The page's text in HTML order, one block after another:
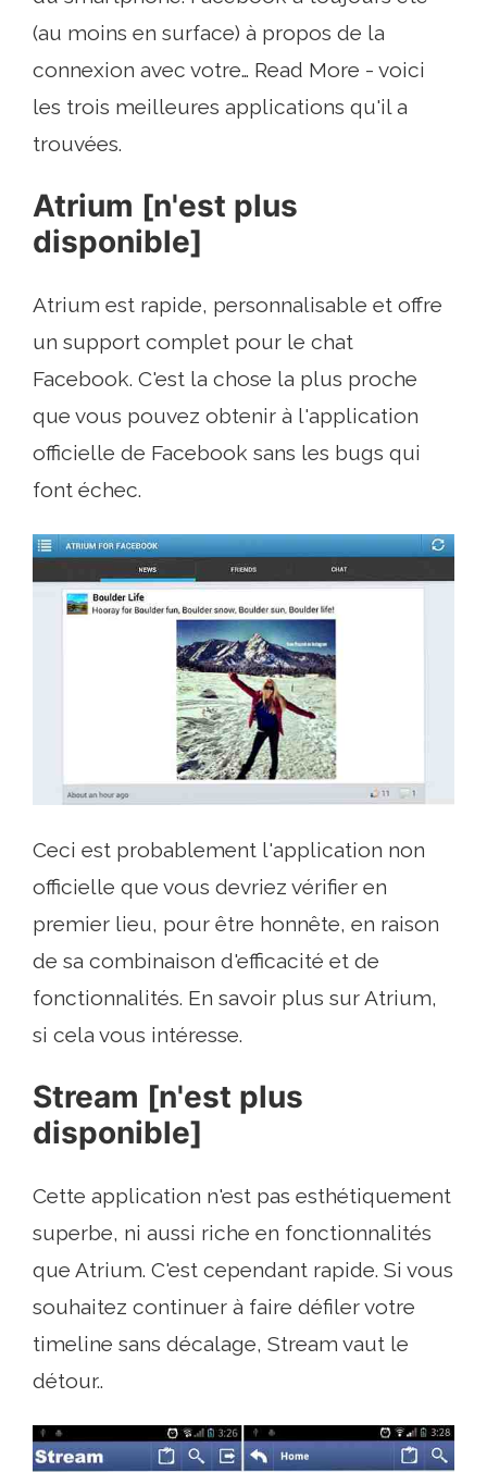
(au moins en surface) à propos de la
connexion avec votre… Read More - voici
les trois meilleures applications qu'il a
trouvées.
Atrium [n'est plus
disponible]
Atrium est rapide, personnalisable et offre
un support complet pour le chat
Facebook. C'est la chose la plus proche
que vous pouvez obtenir à l'application
officielle de Facebook sans les bugs qui
font échec.
Ceci est probablement l'application non
officielle que vous devriez vérifier en
premier lieu, pour être honnête, en raison
de sa combinaison d'efficacité et de
fonctionnalités. En savoir plus sur Atrium,
si cela vous intéresse.
Stream [n'est plus
disponible]
Cette application n'est pas esthétiquement
superbe, ni aussi riche en fonctionnalités
que Atrium. C'est cependant rapide. Si vous
souhaitez continuer à faire défiler votre
timeline sans décalage, Stream vaut le
détour..